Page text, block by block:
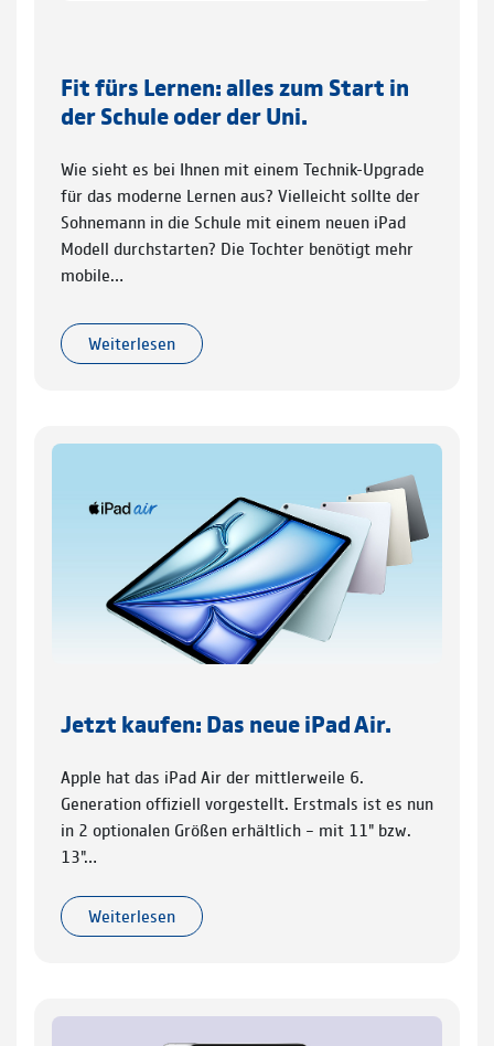
Fit fürs Lernen: alles zum Start in
der Schule oder der Uni.
Wie sieht es bei Ihnen mit einem Technik-Upgrade
für das moderne Lernen aus? Vielleicht sollte der
Sohnemann in die Schule mit einem neuen iPad
Modell durchstarten? Die Tochter benötigt mehr
mobile…
Weiterlesen
Jetzt kaufen: Das neue iPad Air.
Apple hat das iPad Air der mittlerweile 6.
Generation offiziell vorgestellt. Erstmals ist es nun
in 2 optionalen Größen erhältlich – mit 11" bzw.
13"…
Weiterlesen